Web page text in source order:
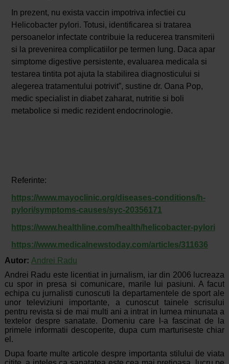
In prezent, nu exista vaccin impotriva infectiei cu
Helicobacter pylori. Totusi, identificarea si tratarea
persoanelor infectate contribuie la reducerea transmiterii
si la prevenirea complicatiilor pe termen lung. Daca apar
simptome digestive persistente, evaluarea medicala si
testarea tintita pot ajuta la stabilirea diagnosticului si
alegerea tratamentului potrivit”, sustine dr. Oana Pop,
medic specialist in diabet zaharat, nutritie si boli
metabolice si medic rezident endocrinologie.
Referinte:
https://www.mayoclinic.org/diseases-conditions/h-
pylori/symptoms-causes/syc-20356171
https://www.healthline.com/health/helicobacter-pylori
https://www.medicalnewstoday.com/articles/311636
Autor: Andrei Radu
Andrei Radu este licentiat in jurnalism, iar din 2006 lucreaza
cu spor in presa si comunicare, marile lui pasiuni. A facut
echipa cu jurnalisti cunoscuti la departamentele de sport ale
unor televiziuni importante, a cunoscut tainele scrisului
pentru revista si de mai multi ani a intrat in lumea minunata a
textelor despre sanatate. Domeniu care l-a fascinat de la
primele informatii descoperite, dupa cum marturiseste chiar
el.
Dupa foarte multe articole despre importanta stilului de viata